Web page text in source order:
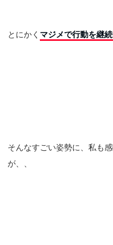
とにかく マジメで行動を継
そんなすごい姿勢に、私も
が、、